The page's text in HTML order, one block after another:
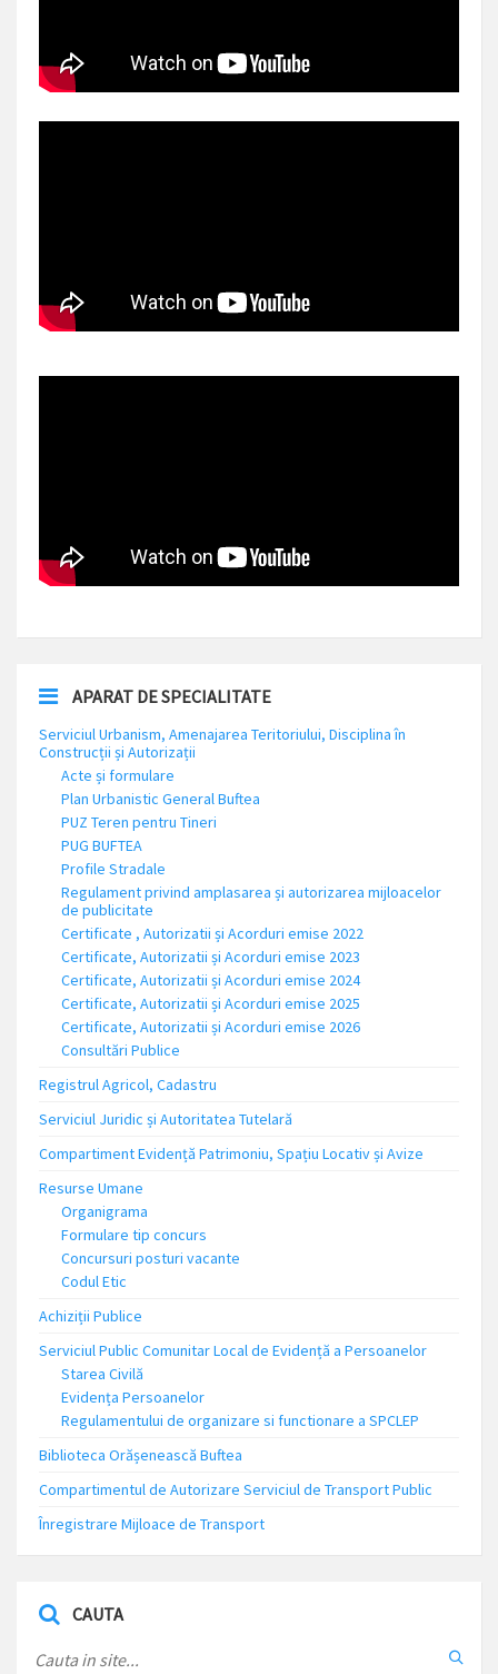
APARAT DE SPECIALITATE
Serviciul Urbanism, Amenajarea Teritoriului, Disciplina în
Construcții și Autorizații
Acte și formulare
Plan Urbanistic General Buftea
PUZ Teren pentru Tineri
PUG BUFTEA
Profile Stradale
Regulament privind amplasarea și autorizarea mijloacelor
de publicitate
Certificate , Autorizatii și Acorduri emise 2022
Certificate, Autorizatii și Acorduri emise 2023
Certificate, Autorizatii și Acorduri emise 2024
Certificate, Autorizatii și Acorduri emise 2025
Certificate, Autorizatii și Acorduri emise 2026
Consultări Publice
Registrul Agricol, Cadastru
Serviciul Juridic și Autoritatea Tutelară
Compartiment Evidență Patrimoniu, Spațiu Locativ și Avize
Resurse Umane
Organigrama
Formulare tip concurs
Concursuri posturi vacante
Codul Etic
Achiziții Publice
Serviciul Public Comunitar Local de Evidență a Persoanelor
Starea Civilă
Evidența Persoanelor
Regulamentului de organizare si functionare a SPCLEP
Biblioteca Orășenească Buftea
Compartimentul de Autorizare Serviciul de Transport Public
Înregistrare Mijloace de Transport
CAUTA